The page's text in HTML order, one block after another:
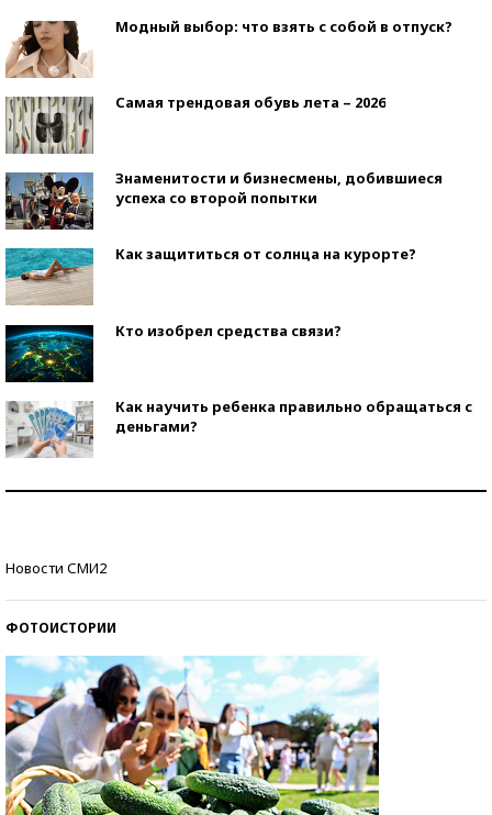
Модный выбор: что взять с собой в отпуск?
Самая трендовая обувь лета – 2026
Знаменитости и бизнесмены, добившиеся
успеха со второй попытки
Как защититься от солнца на курорте?
Кто изобрел средства связи?
Как научить ребенка правильно обращаться с
деньгами?
Новости СМИ2
ФОТОИСТОРИИ